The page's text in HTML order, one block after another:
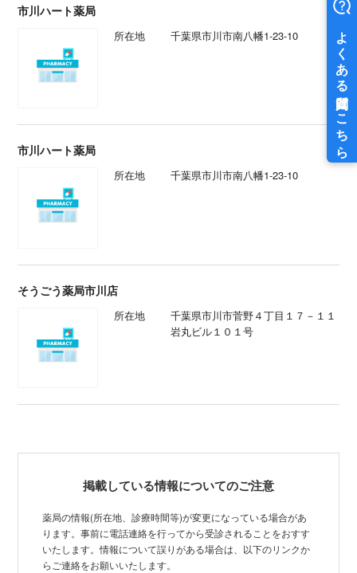
市川ハート薬局
所在地 千葉県市川市南八幡1-23-10
市川ハート薬局
所在地 千葉県市川市南八幡1-23-10
そうごう薬局市川店
所在地
千葉県市川市菅野４丁目１７－１１
岩丸ビル１０１号
掲載している情報についてのご注意
薬局の情報(所在地、診療時間等)が変更になっている場合があ
ります。事前に電話連絡を行ってから受診されることをおすす
いたします。情報について誤りがある場合は、以下のリンクか
らご連絡をお願いいたします。